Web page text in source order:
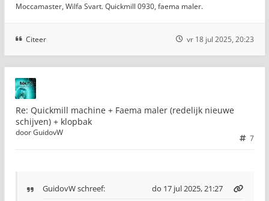
Moccamaster, Wilfa Svart. Quickmill 0930, faema maler.
Citeer vr 18 jul 2025, 20:23
Re: Quickmill machine + Faema maler (redelijk nieuwe
schijven) + klopbak
7
doorGuidovW
GuidovWschreef: do 17 jul 2025, 21:27